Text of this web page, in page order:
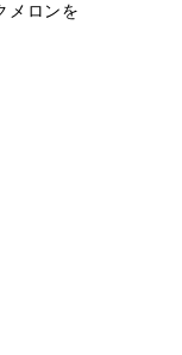
メロンを